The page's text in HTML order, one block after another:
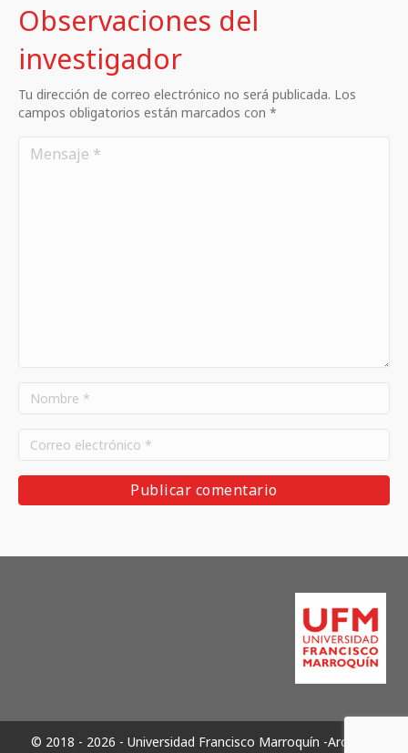
Observaciones del
investigador
Tu dirección de correo electrónico no será publicada. Los
campos obligatorios están marcados con *
© 2018 - 2026 - Universidad Francisco Marroquín -Archivos